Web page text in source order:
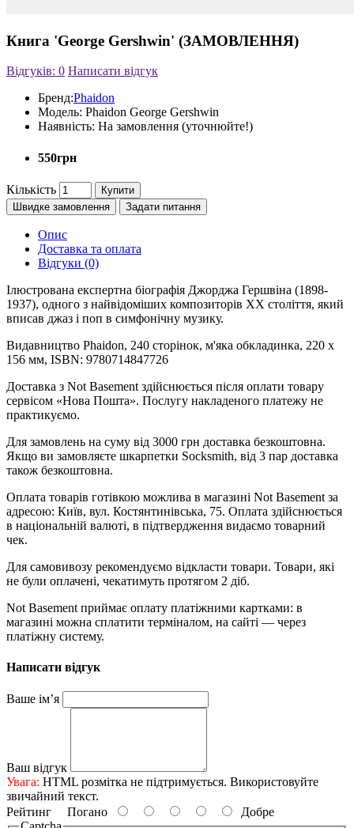
Книга 'George Gershwin' (ЗАМОВЛЕННЯ)
Відгуків: 0 Написати відгук
Бренд:Phaidon
Модель: Phaidon George Gershwin
Наявність: На замовлення (уточнюйте!)
550грн
Кількість
Купити
Швидке замовлення
Задати питання
Опис
Доставка та оплата
Відгуки (0)
Ілюстрована експертна біографія Джорджа Гершвіна (1898-
1937), одного з найвідоміших композиторів ХХ століття, який
вписав джаз і поп в симфонічну музику.
Видавництво Phaidon, 240 сторінок, м'яка обкладинка, 220 x
156 мм, ISBN: 9780714847726
Доставка з Not Basement здійснюється після оплати товару
сервісом «Нова Пошта». Послугу накладеного платежу не
практикуємо.
Для замовлень на суму від 3000 грн доставка безкоштовна.
Якщо ви замовляєте шкарпетки Socksmith, від 3 пар доставка
також безкоштовна.
Оплата товарів готівкою можлива в магазині Not Basement за
адресою: Київ, вул. Костянтинівська, 75. Оплата здійснюється
в національній валюті, в підтвердження видаємо товарний
чек.
Для самовивозу рекомендуємо відкласти товари. Товари, які
не були оплачені, чекатимуть протягом 2 діб.
Not Basement приймає оплату платіжними картками: в
магазині можна сплатити терміналом, на сайті — через
платіжну систему.
Написати відгук
Ваше ім’я
Ваш відгук
Увага: HTML розмітка не підтримується. Використовуйте
звичайний текст.
Рейтинг Погано
Добре